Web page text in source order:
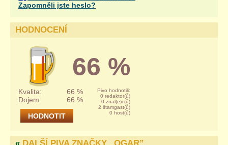
Zapomněli jste heslo?
HODNOCENÍ
66 %
Kvalita: 66 %
Pivo hodnotili:
0 redaktor(ů)
0 znal(e)c(ů)
2 štamgast(ů)
0 host(ů)
Dojem: 66 %